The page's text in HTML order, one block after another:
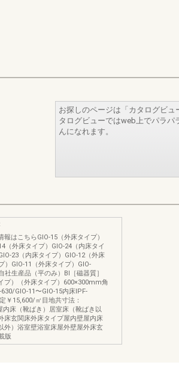
お探しのページは「カタログビュ
タログビューではweb上でパラパ
んになれます。
はこちらGIO‐15（外床タイプ）
（外床タイプ）GIO‐24（内床タイ
（内床タイプ）GIO‐12（外床
）GIO‐11（外床タイプ）GIO‐
生産品（平のみ）​BⅠ［磁器質］
プ）（外床タイプ）600×300mm角
GIO‐11〜GIO‐15内床IPF‐
￥15,600/㎡目地共寸法：
床（靴ばき）居室床（靴ばき以
床玄関床外床タイプ屋内壁屋内床
外）浴室壁浴室床屋外壁屋外床玄
版